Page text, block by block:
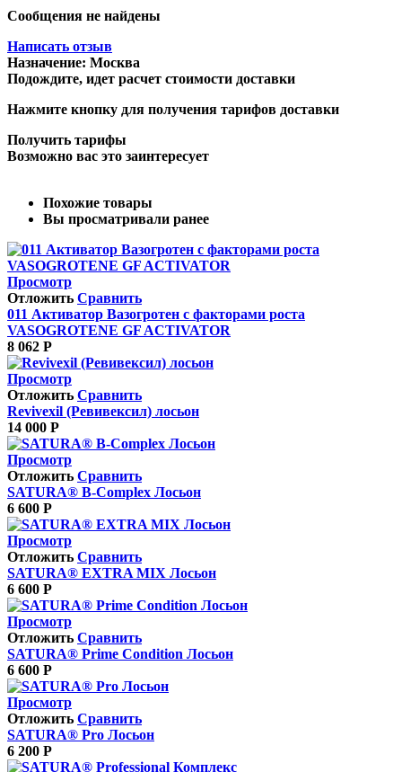
Сообщения не найдены
Написать отзыв
Назначение: Москва
Подождите, идет расчет стоимости доставки
Нажмите кнопку для получения тарифов доставки
Получить тарифы
Возможно вас это заинтересует
Похожие товары
Вы просматривали ранее
Просмотр
Отложить Сравнить
011 Активатор Вазогротен с факторами роста
VASOGROTENE GF ACTIVATOR
8 062 Р
Просмотр
Отложить Сравнить
Revivexil (Ревивексил) лосьон
14 000 Р
Просмотр
Отложить Сравнить
SATURA® B-Complex Лосьон
6 600 Р
Просмотр
Отложить Сравнить
SATURA® EXTRA MIX Лосьон
6 600 Р
Просмотр
Отложить Сравнить
SATURA® Prime Condition Лосьон
6 600 Р
Просмотр
Отложить Сравнить
SATURA® Pro Лосьон
6 200 Р